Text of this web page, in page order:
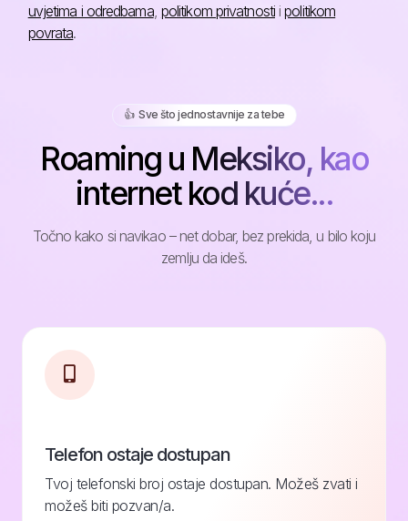
uvjetima i odredbama, politikom privatnostiipolitikom
povrata.
👍️ Sve što jednostavnije za tebe
Roaming u Meksiko, kao
internet kod kuće...
Točno kako si navikao – net dobar, bez prekida, u bilo koju
zemlju da ideš.
Telefon ostaje dostupan
Tvoj telefonski broj ostaje dostupan. Možeš zvati i
možeš biti pozvan/a.